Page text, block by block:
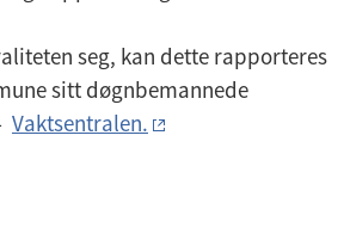
seg, kan dette rapporteres
sitt døgnbemannede
Vaktsentralen.